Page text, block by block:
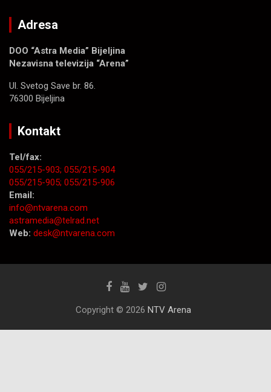
Adresa
DOO “Astra Media” Bijeljina
Nezavisna televizija “Arena”
Ul. Svetog Save br. 86.
76300 Bijeljina
Kontakt
Tel/fax:
055/215-903; 055/215-904
055/215-905; 055/215-906
Email:
info@ntvarena.com
astramedia@telrad.net
Web: desk@ntvarena.com
Copyright © 2026 NTV Arena